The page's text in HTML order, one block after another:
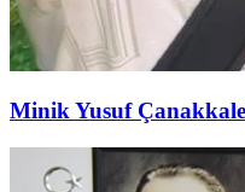
Minik Yusuf